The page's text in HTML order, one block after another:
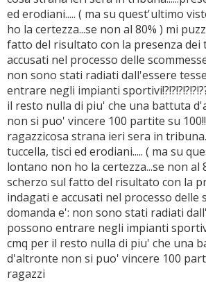
ed erodiani..... ( ma su quest'ultimo
ho la certezza...se non al 80% ) mi
fatto del risultato con la presenza dei
accusati nel processo delle
non sono stati radiati dall'essere
entrare negli impianti
il resto nulla di piu' che una battuta
non si puo' vincere 100 partite su
ragazzicosa strana ieri sera in
tuccella, tisci ed erodiani..... ( ma su
lontano non ho la certezza...se non al
scherzo sul fatto del risultato con la
indagati e accusati nel processo delle
domanda e': non sono stati radiati
possono entrare negli impianti
cmq per il resto nulla di piu' che una
d'altronte non si puo' vincere 100
ragazzi